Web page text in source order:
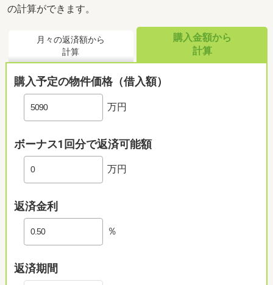
の計算ができます。
月々の返済額から
計算
購入金額から
計算
購入予定の物件価格（借入額）
万円
ボーナス1回分で返済可能額
万円
返済金利
％
返済期間